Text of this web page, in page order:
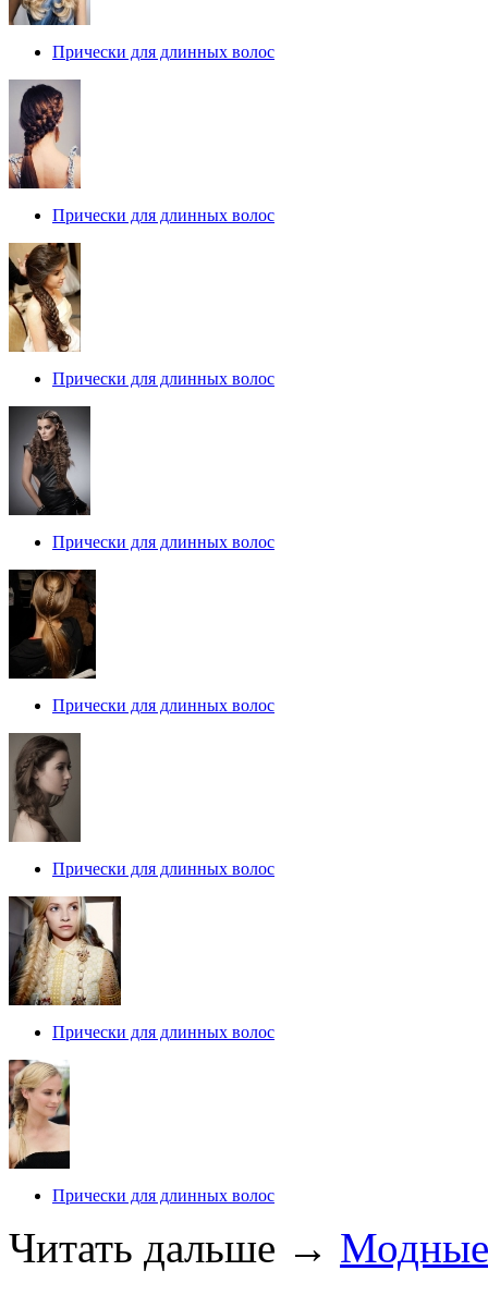
Прически для длинных волос
Прически для длинных волос
Прически для длинных волос
Прически для длинных волос
Прически для длинных волос
Прически для длинных волос
Прически для длинных волос
Прически для длинных волос
Читать дальше → Модные